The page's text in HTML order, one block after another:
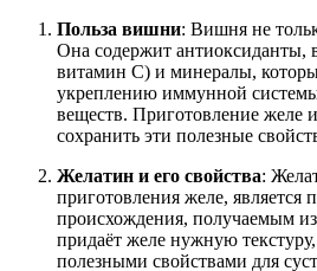
Польза вишни: Вишня не
Она содержит антиоксиданты,
витамин C) и минералы,
укреплению иммунной
веществ. Приготовление желе
сохранить эти полезные
Желатин и его свойства:
приготовления желе, является
происхождения, получаемым
придаёт желе нужную
полезными свойствами для